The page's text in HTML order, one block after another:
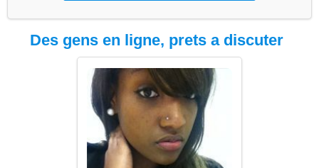
Des gens en ligne, prets a discuter